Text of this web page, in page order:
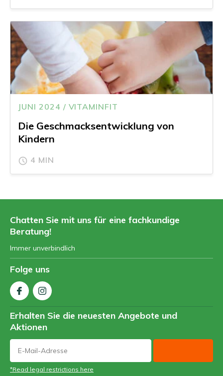
JUNI 2024 / VITAMINFIT
Die Geschmacksentwicklung von
Kindern
4 MIN
Chatten Sie mit uns für eine fachkundige
Beratung!
Immer unverbindlich
Folge uns
Erhalten Sie die neuesten Angebote und
Aktionen
*Read legal restrictions here